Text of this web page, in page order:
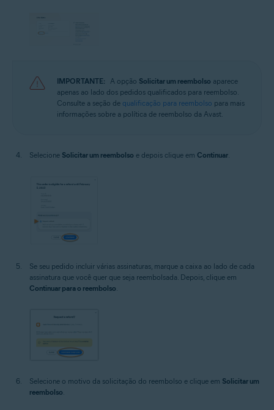
IMPORTANTE: A opção Solicitar um reembolso aparece
apenas ao lado dos pedidos qualificados para reembolso.
Consulte a seção de qualificação para reembolso para mais
informações sobre a política de reembolso da Avast.
Selecione Solicitar um reembolso e depois clique em Continuar.
Se seu pedido incluir várias assinaturas, marque a caixa ao lado de cada
assinatura que você quer que seja reembolsada. Depois, clique em
Continuar para o reembolso
Selecione o motivo da solicitação do reembolso e clique em Solicitar um
reembolso.